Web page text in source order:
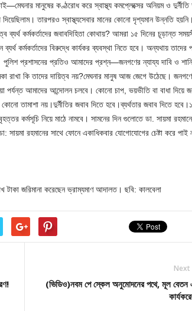
মানুষের কণ্ঠরোধ করে স্বাস্থ্য কমপ্লেক্সের অনিয়ম ও
তারপরও স্বাস্থ্যসেবার মানের কোনো দৃশ্যমান উন্নতি হয়নি।
কর্মকর্তাদের জবাবদিহিতা কোথায়? আমরা ১৫ দিনের চূড়ান্ত
কর্মকর্তাদের বিরুদ্ধে কার্যকর ব্যবস্থা নিতে হবে। অন্যথায় তাদের
প্রশাসনের প্রতিও আমাদের প্রশ্ন—জনগণের ন্যায্য দাবি ও
রাখা কি তাদের দায়িত্ব নয়?মেঘনার মানুষ আজ জেগে উঠেছে।
পর্যন্ত আমাদের আন্দোলন চলবে। কোনো চাপ, ভয়ভীতি বা বাধা দিয়ে
তামাশা নয়।দুর্নীতির জবাব দিতে হবে।ব্যর্থতার জবাব দিতে
কর্মসূচি নিয়ে মাঠে নামবে। সামনের দিন গুলোতে ডা. সায়মা
রহমানের সাথে ফোনে একাধিকবার যোগােযোগের চেষ্টা করে পাই
জরিমানা করেছেন ভ্রাম্যমাণ আদালত। ছবি: কালবেলা
Next
(ভিডিও)নবম পে স্কেল অনুমোদনের পথে, মূল বেতন